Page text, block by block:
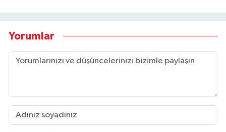
Yorumlar